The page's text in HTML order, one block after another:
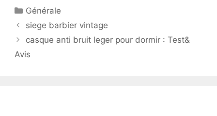
Catégories
Générale
siege barbier vintage
casque anti bruit leger pour dormir : Test&
Avis